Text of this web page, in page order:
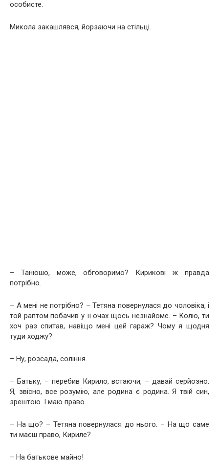
особисте.
Микола закашлявся, йорзаючи на стільці.
– Танюшо, може, обговоримо? Кирикові ж правда
потрібно.
– А мені не потрібно? – Тетяна повернулася до чоловіка, і
той раптом побачив у її очах щось незнайоме. – Колю, ти
хоч раз спитав, навіщо мені цей гараж? Чому я щодня
туди ходжу?
– Ну, розсада, соління.
– Батьку, – перебив Кирило, встаючи, – давай серйозно.
Я, звісно, все розумію, але родина є родина. Я твій син,
зрештою. І маю право…
– На що? – Тетяна повернулася до нього. – На що саме
ти маєш право, Кириле?
– На батькове майно!